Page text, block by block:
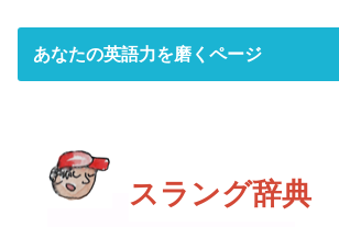
あなたの英語力を磨くページ
スラング辞典